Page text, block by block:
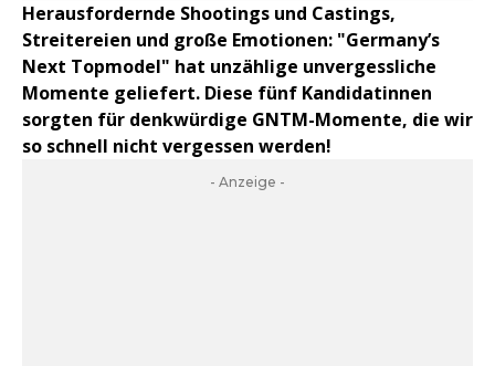
Herausfordernde Shootings und Castings,
Streitereien und große Emotionen: "Germany’s
Next Topmodel" hat unzählige unvergessliche
Momente geliefert. Diese fünf Kandidatinnen
sorgten für denkwürdige GNTM-Momente, die wir
so schnell nicht vergessen werden!
- Anzeige -